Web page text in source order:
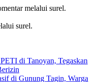
melalui surel.
surel.
di Tanoyan, Tegaskan
di Gunung Tagin, Warga